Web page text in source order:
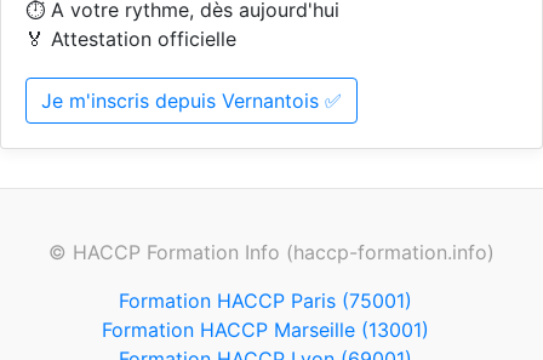
⏱️ A votre rythme, dès aujourd'hui
🏅 Attestation officielle
Je m'inscris depuis Vernantois ✅
© HACCP Formation Info (haccp-formation.info)
Formation HACCP Paris (75001)
Formation HACCP Marseille (13001)